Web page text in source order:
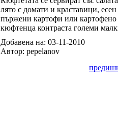
лято с домати и краставици,
пържени картофи или картофено
кюфтенца контраста големи
Добавена на: 03-11-2010
Автор: pepelanov